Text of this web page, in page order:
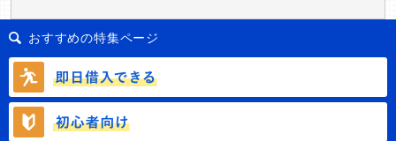
おすすめの特集ページ